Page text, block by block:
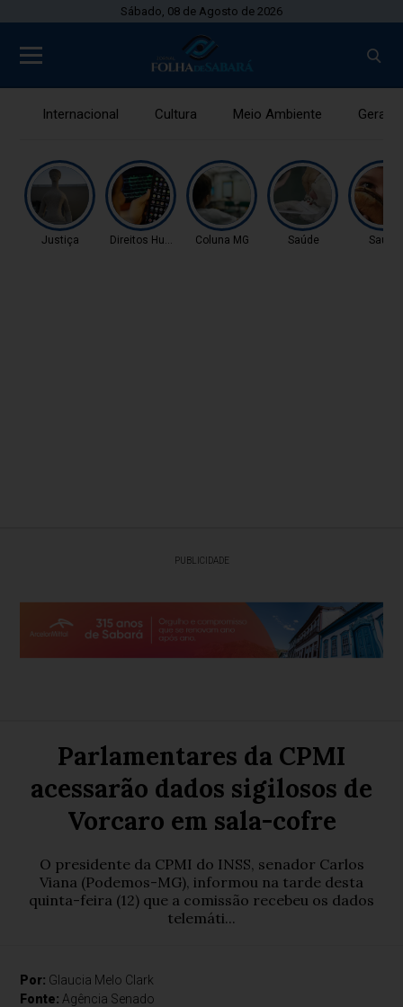
Sábado, 08 de Agosto de 2026
Internacional Cultura Meio Ambiente Gerais
Justiça Direitos HumanosColuna MG Saúde Saúde
PUBLICIDADE
Parlamentares da CPMI
acessarão dados sigilosos de
Vorcaro em sala-cofre
O presidente da CPMI do INSS, senador Carlos
Viana (Podemos-MG), informou na tarde desta
quinta-feira (12) que a comissão recebeu os dados
telemáti...
Por: Glaucia Melo Clark
Fonte: Agência Senado